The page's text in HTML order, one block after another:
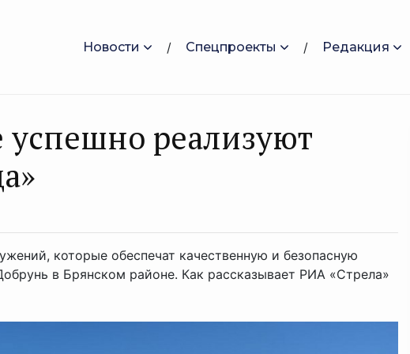
Новости Спецпроекты Редакция
реализуют
которые обеспечат качественную и безопасную
в Брянском районе. Как рассказывает РИА «Стрела»